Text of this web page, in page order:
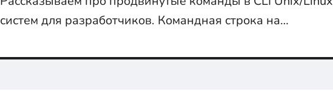
систем для разработчиков. Командная строка на